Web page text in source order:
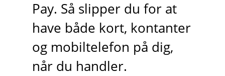
Pay. Så slipper du for at
have både kort, kontanter
og mobiltelefon på dig,
når du handler.